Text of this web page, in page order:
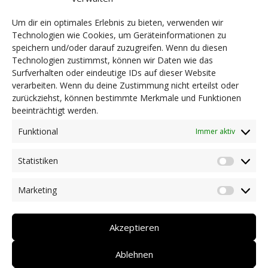
Um dir ein optimales Erlebnis zu bieten, verwenden wir
Technologien wie Cookies, um Geräteinformationen zu
speichern und/oder darauf zuzugreifen. Wenn du diesen
Technologien zustimmst, können wir Daten wie das
Surfverhalten oder eindeutige IDs auf dieser Website
verarbeiten. Wenn du deine Zustimmung nicht erteilst oder
zurückziehst, können bestimmte Merkmale und Funktionen
beeinträchtigt werden.
Funktional
Immer aktiv
Statistiken
Marketing
Akzeptieren
Ablehnen
Sponsoren, namentlich der Stiftung Südtiroler
Sparkasse für die finanzielle Unterstützung und
der Südtiroler Landesregierung für die
kostenlose Zurverfügungstellung der
Räumlichkeiten.
© 2020 DZE Südtirol KDS | St.-Nr.